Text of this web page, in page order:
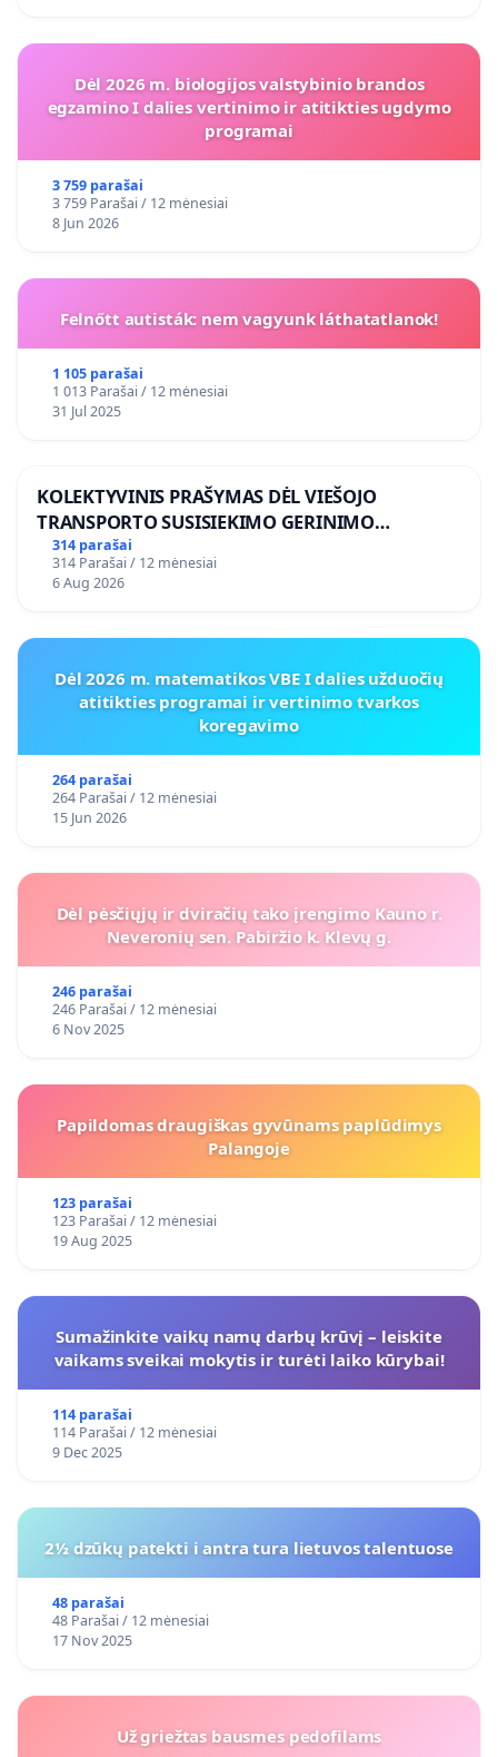
Dėl 2026 m. biologijos valstybinio brandos
egzamino I dalies vertinimo ir atitikties ugdymo
programai
3 759 parašai
3 759 Parašai / 12 mėnesiai
8 Jun 2026
Felnőtt autisták: nem vagyunk láthatatlanok!
1 105 parašai
1 013 Parašai / 12 mėnesiai
31 Jul 2025
KOLEKTYVINIS PRAŠYMAS DĖL VIEŠOJO
TRANSPORTO SUSISIEKIMO GERINIMO
VOSYLIUKŲ KAIME
314 parašai
314 Parašai / 12 mėnesiai
6 Aug 2026
Dėl 2026 m. matematikos VBE I dalies užduočių
atitikties programai ir vertinimo tvarkos
koregavimo
264 parašai
264 Parašai / 12 mėnesiai
15 Jun 2026
Dėl pėsčiųjų ir dviračių tako įrengimo Kauno r.
Neveronių sen. Pabiržio k. Klevų g.
246 parašai
246 Parašai / 12 mėnesiai
6 Nov 2025
Papildomas draugiškas gyvūnams paplūdimys
Palangoje
123 parašai
123 Parašai / 12 mėnesiai
19 Aug 2025
Sumažinkite vaikų namų darbų krūvį – leiskite
vaikams sveikai mokytis ir turėti laiko kūrybai!
114 parašai
114 Parašai / 12 mėnesiai
9 Dec 2025
2½ dzūkų patekti i antra tura lietuvos talentuose
48 parašai
48 Parašai / 12 mėnesiai
17 Nov 2025
Už griežtas bausmes pedofilams